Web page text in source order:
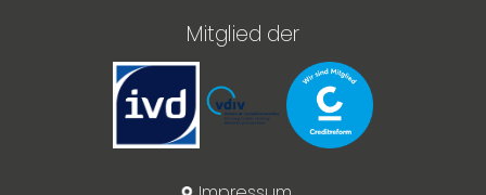
Mitglied der